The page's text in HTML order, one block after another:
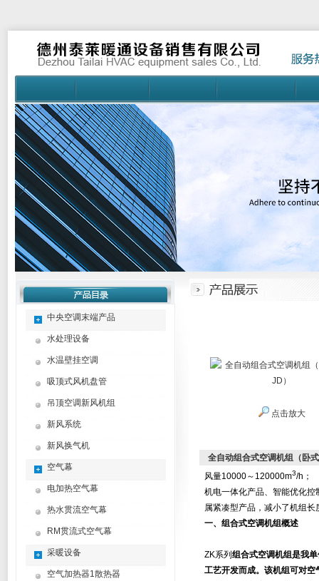
中央空调末端产品
水处理设备
水温壁挂空调
吸顶式风机盘管
吊顶空调新风机组
新风系统
新风换气机
空气幕
电加热空气幕
热水贯流空气幕
RM贯流式空气幕
采暖设备
空气加热器1散热器
点击放大
全自动组合式空调机组（卧
风量10000～120000m3/h；
机电一体化产品、智能优化控
属紧凑型产品，减小了机组
一、 组合式空调机组概述
ZK系列 组合式空调机组是我
工艺开发而成。该机组可对